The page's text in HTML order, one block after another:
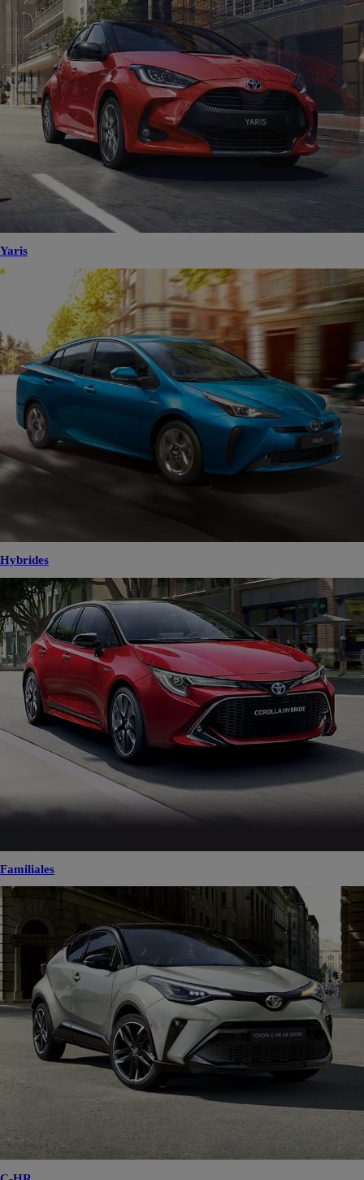
Yaris
Hybrides
Familiales